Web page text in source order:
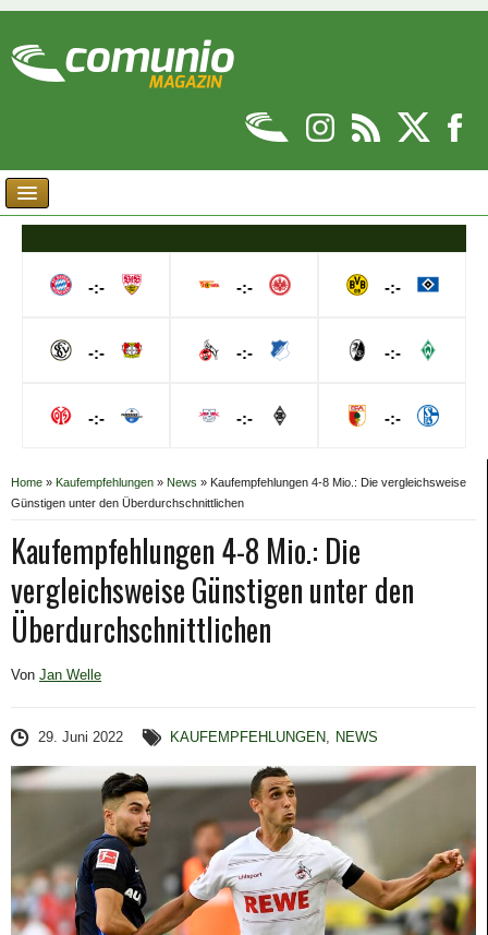
-:-
-:-
-:-
-:-
-:-
-:-
-:-
-:-
-:-
Home » Kaufempfehlungen » News » Kaufempfehlungen 4-8 Mio.: Die vergleichsweise
Günstigen unter den Überdurchschnittlichen
Kaufempfehlungen 4-8 Mio.: Die
vergleichsweise Günstigen unter den
Überdurchschnittlichen
Von Jan Welle
29. Juni 2022 KAUFEMPFEHLUNGEN, NEWS